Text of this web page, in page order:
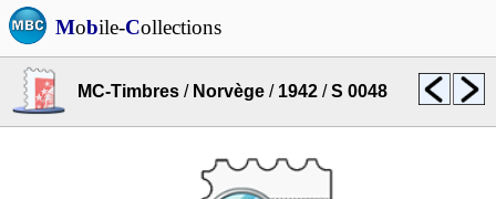
Mobile-Collections
MC-Timbres / Norvège / 1942 /S 0048